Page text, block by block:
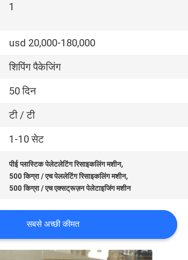
1
usd 20,000-180,000
शिपिंग पैकेजिंग
50 दिन
टी / टी
1-10 सेट
पीई प्लास्टिक पेलेटलेटिंग रिसाइकलिंग मशीन,
500 किग्रा / एच पेललेटिंग रिसाइकलिंग मशीन,
500 किग्रा / एच एक्सट्रूज़न पेलेटाइजिंग मशीन
सबसे अच्छी कीमत